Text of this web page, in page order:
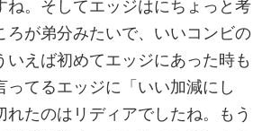
ね。そしてエッジはにちょっと考
ろが弟分みたいで、いいコンビの
いえば初めてエッジにあった時も
ってるエッジに「いい加減にし
れたのはリディアでしたね。もう